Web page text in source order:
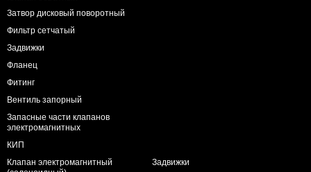
Затвор дисковый поворотный
Фильтр сетчатый
Задвижки
Фланец
Фитинг
Вентиль запорный
Запасные части клапанов
электромагнитных
КИП
Клапан электромагнитный
Задвижки